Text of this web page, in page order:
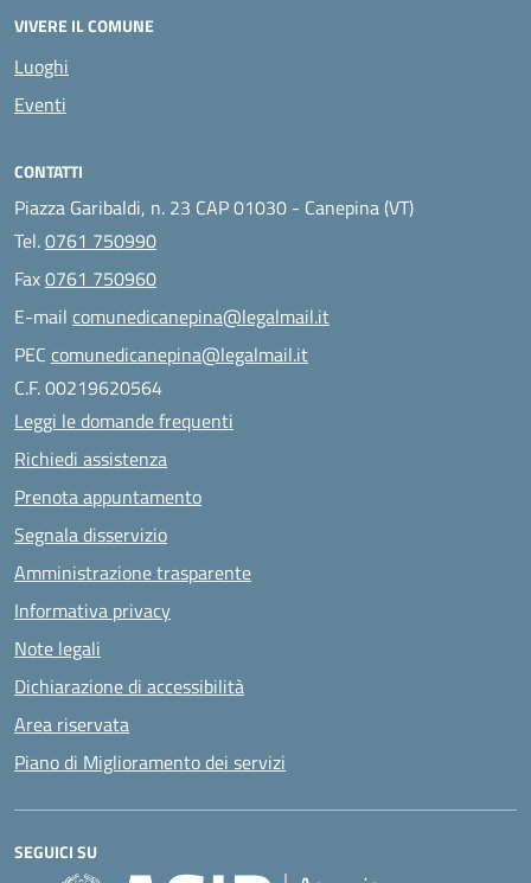
VIVERE IL COMUNE
Luoghi
Eventi
CONTATTI
Piazza Garibaldi, n. 23 CAP 01030 - Canepina (VT)
Tel.0761 750990
Fax0761 750960
E-mail comunedicanepina@legalmail.it
PEC comunedicanepina@legalmail.it
C.F. 00219620564
Leggi le domande frequenti
Richiedi assistenza
Prenota appuntamento
Segnala disservizio
Amministrazione trasparente
Informativa privacy
Note legali
Dichiarazione di accessibilità
Area riservata
Piano di Miglioramento dei servizi
SEGUICI SU